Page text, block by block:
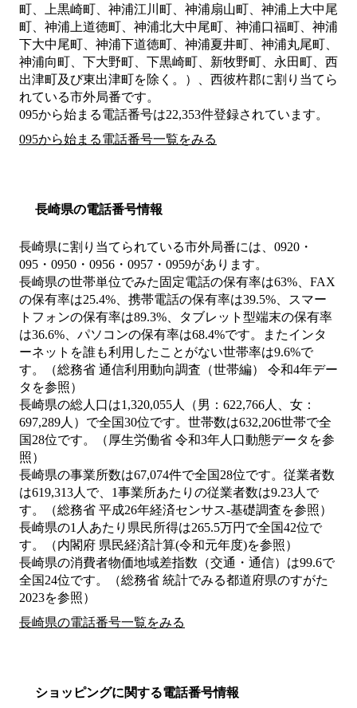
町、上黒崎町、神浦江川町、神浦扇山町、神浦上大中尾
町、神浦上道徳町、神浦北大中尾町、神浦口福町、神浦
下大中尾町、神浦下道徳町、神浦夏井町、神浦丸尾町、
神浦向町、下大野町、下黒崎町、新牧野町、永田町、西
出津町及び東出津町を除く。）、西彼杵郡に割り当てら
れている市外局番です。
095から始まる電話番号は22,353件登録されています。
095から始まる電話番号一覧をみる
長崎県の電話番号情報
長崎県に割り当てられている市外局番には、0920・
095・0950・0956・0957・0959があります。
長崎県の世帯単位でみた固定電話の保有率は63%、FAX
の保有率は25.4%、携帯電話の保有率は39.5%、スマー
トフォンの保有率は89.3%、タブレット型端末の保有率
は36.6%、パソコンの保有率は68.4%です。またインタ
ーネットを誰も利用したことがない世帯率は9.6%で
す。（総務省 通信利用動向調査（世帯編） 令和4年デー
タを参照）
長崎県の総人口は1,320,055人（男：622,766人、女：
697,289人）で全国30位です。世帯数は632,206世帯で全
国28位です。（厚生労働省 令和3年人口動態データを参
照）
長崎県の事業所数は67,074件で全国28位です。従業者数
は619,313人で、1事業所あたりの従業者数は9.23人で
す。（総務省 平成26年経済センサス‐基礎調査を参照）
長崎県の1人あたり県民所得は265.5万円で全国42位で
す。（内閣府 県民経済計算(令和元年度)を参照）
長崎県の消費者物価地域差指数（交通・通信）は99.6で
全国24位です。（総務省 統計でみる都道府県のすがた
2023を参照）
長崎県の電話番号一覧をみる
ショッピングに関する電話番号情報